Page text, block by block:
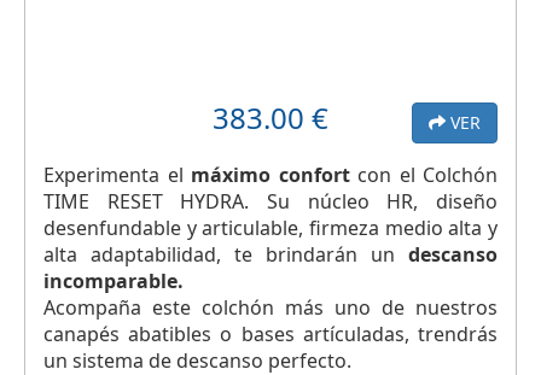
383.00 € VER
Experimenta el máximo confortcon el Colchón
TIME RESET HYDRA. Su núcleo HR, diseño
desenfundable y articulable, firmeza medio alta y
alta adaptabilidad, te brindarán un descanso
incomparable.
Acompaña este colchón más uno de nuestros
canapés abatibles o bases artículadas, trendrás
un sistema de descanso perfecto.